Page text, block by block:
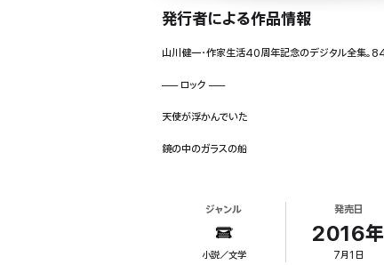
発行者による作品情報
山川健一・作家生活40周年記念のデジタル全集。
── ロック ──
天使が浮かんでいた
鏡の中のガラスの船
窓にのこった風
ジャンル
小説／文学
発売日
2016年
7月1日